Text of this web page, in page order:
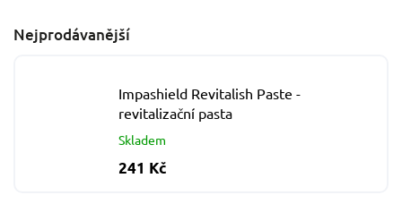
Nejprodávanější
Impashield Revitalish Paste -
revitalizační pasta
Skladem
241 Kč